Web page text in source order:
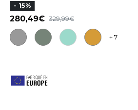
- 15%
280,49 329,99
+ 7